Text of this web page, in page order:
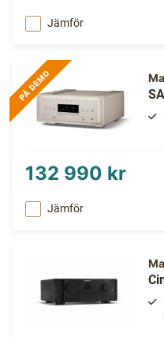
Jämför
132 990 kr
Jämför